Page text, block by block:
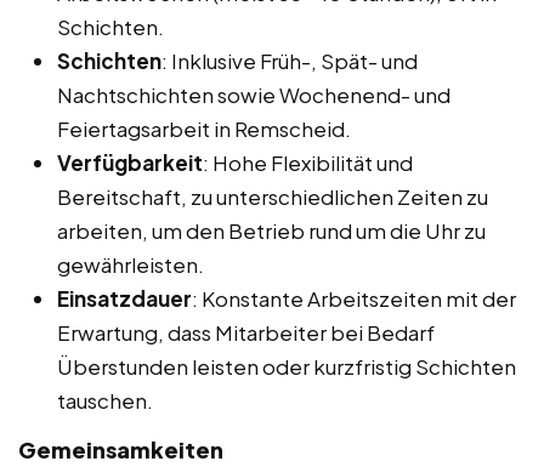
Schichten.
Schichten: Inklusive Früh-, Spät- und
Nachtschichten sowie Wochenend- und
Feiertagsarbeit in Remscheid.
Verfügbarkeit: Hohe Flexibilität und
Bereitschaft, zu unterschiedlichen Zeiten zu
arbeiten, um den Betrieb rund um die Uhr zu
gewährleisten.
Einsatzdauer: Konstante Arbeitszeiten mit der
Erwartung, dass Mitarbeiter bei Bedarf
Überstunden leisten oder kurzfristig Schichten
tauschen.
Gemeinsamkeiten